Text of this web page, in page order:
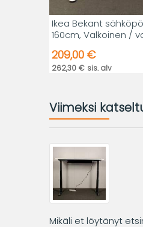
Ikea Bekant
160cm, Valkoinen /
209,00 €
262,30 € sis. alv
Viimeksi
Mikäli et löytänyt